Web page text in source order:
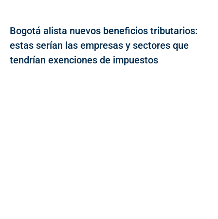
Bogotá alista nuevos beneficios tributarios:
estas serían las empresas y sectores que
tendrían exenciones de impuestos